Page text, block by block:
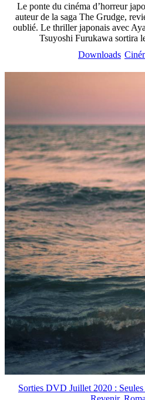
Le ponte du cinéma d’horreur
auteur de la saga The Grudge,
oublié. Le thriller japonais avec
Tsuyoshi Furukawa sortira
Downloads
Sorties DVD Juillet 2020 :